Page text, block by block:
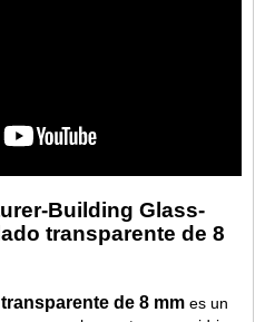
Building Glass-
transparente de 8
de 8 mm es un